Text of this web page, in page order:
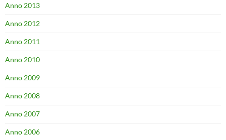
Anno 2013
Anno 2012
Anno 2011
Anno 2010
Anno 2009
Anno 2008
Anno 2007
Anno 2006